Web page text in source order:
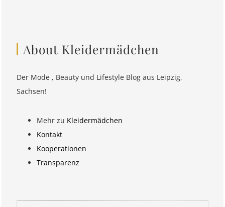
About Kleidermädchen
Der Mode , Beauty und Lifestyle Blog aus Leipzig,
Sachsen!
Mehr zu Kleidermädchen
Kontakt
Kooperationen
Transparenz